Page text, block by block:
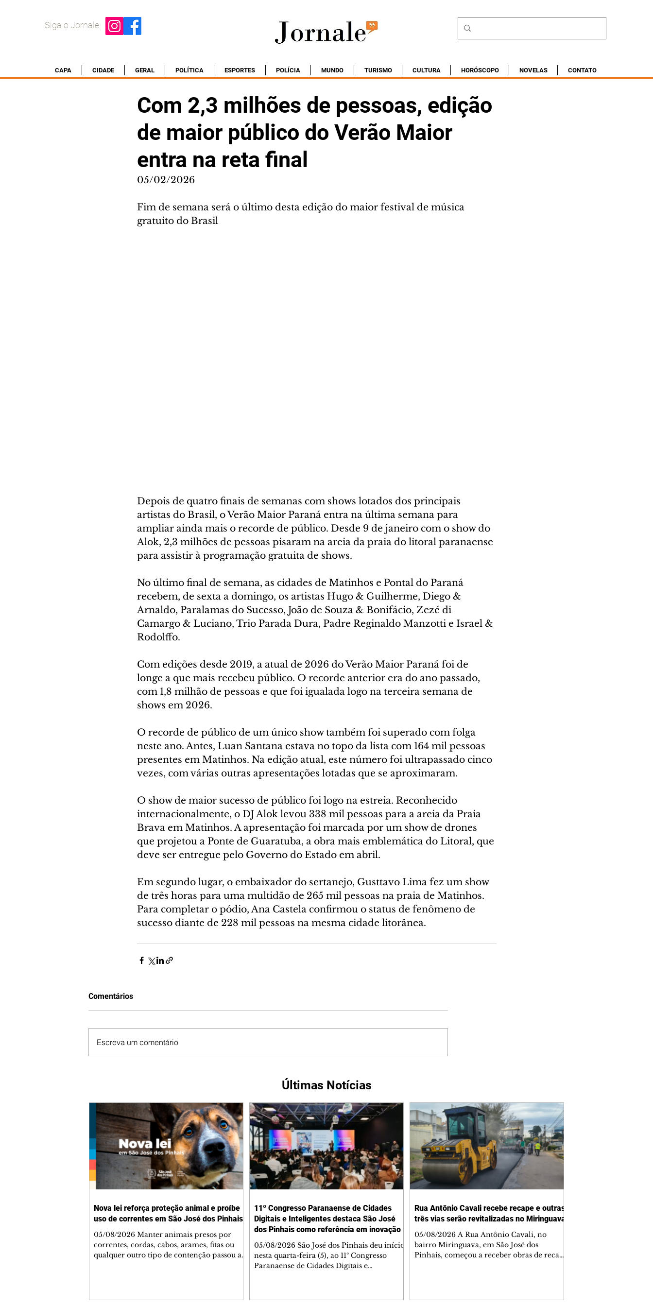
Siga o Jornale
CAPA CIDADE GERAL POLÍTICA ESPORTES POLÍCIA MUNDO TURISMO CULTURA HORÓSCOPO NOVELAS CONTATO
Com 2,3 milhões de pessoas, edição
de maior público do Verão Maior
entra na reta final
05/02/2026
Fim de semana será o último desta edição do maior festival de música
gratuito do Brasil
Depois de quatro finais de semanas com shows lotados dos principais
artistas do Brasil, o Verão Maior Paraná entra na última semana para
ampliar ainda mais o recorde de público. Desde 9 de janeiro com o show do
Alok, 2,3 milhões de pessoas pisaram na areia da praia do litoral paranaense
para assistir à programação gratuita de shows.
No último final de semana, as cidades de Matinhos e Pontal do Paraná
recebem, de sexta a domingo, os artistas Hugo & Guilherme, Diego &
Arnaldo, Paralamas do Sucesso, João de Souza & Bonifácio, Zezé di
Camargo & Luciano, Trio Parada Dura, Padre Reginaldo Manzotti e Israel &
Rodolffo.
Com edições desde 2019, a atual de 2026 do Verão Maior Paraná foi de
longe a que mais recebeu público. O recorde anterior era do ano passado,
com 1,8 milhão de pessoas e que foi igualada logo na terceira semana de
shows em 2026.
O recorde de público de um único show também foi superado com folga
neste ano. Antes, Luan Santana estava no topo da lista com 164 mil pessoas
presentes em Matinhos. Na edição atual, este número foi ultrapassado cinco
vezes, com várias outras apresentações lotadas que se aproximaram.
O show de maior sucesso de público foi logo na estreia. Reconhecido
internacionalmente, o DJ Alok levou 338 mil pessoas para a areia da Praia
Brava em Matinhos. A apresentação foi marcada por um show de drones
que projetou a Ponte de Guaratuba, a obra mais emblemática do Litoral, que
deve ser entregue pelo Governo do Estado em abril.
Em segundo lugar, o embaixador do sertanejo, Gusttavo Lima fez um show
de três horas para uma multidão de 265 mil pessoas na praia de Matinhos.
Para completar o pódio, Ana Castela confirmou o status de fenômeno de
sucesso diante de 228 mil pessoas na mesma cidade litorânea.
Comentários
Escreva um comentário
Últimas Notícias
Nova lei reforça proteção animal e proíbe
uso de correntes em São José dos Pinhais
05/08/2026 Manter animais presos por
correntes, cordas, cabos, arames, fitas ou
qualquer outro tipo de contenção passou a
11º Congresso Paranaense de Cidades
Digitais e Inteligentes destaca São José
dos Pinhais como referência em inovação
05/08/2026 São José dos Pinhais deu início,
nesta quarta-feira (5), ao 11º Congresso
Paranaense de Cidades Digitais e
Rua Antônio Cavali recebe recape e outras
três vias serão revitalizadas no Miringuava
05/08/2026 A Rua Antônio Cavali, no
bairro Miringuava, em São José dos
Pinhais, começou a receber obras de recape